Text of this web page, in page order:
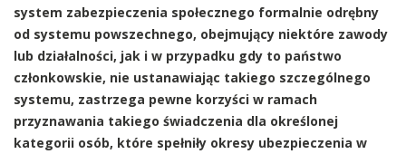
system zabezpieczenia społecznego formalnie odrębny
od systemu powszechnego, obejmujący niektóre zawody
lub działalności, jak i w przypadku gdy to państwo
członkowskie, nie ustanawiając takiego szczególnego
systemu, zastrzega pewne korzyści w ramach
przyznawania takiego świadczenia dla określonej
kategorii osób, które spełniły okresy ubezpieczenia w